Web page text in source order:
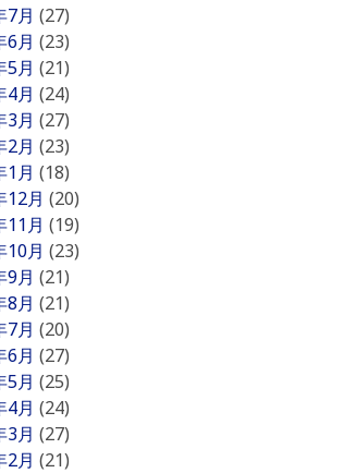
7月 (27)
6月 (23)
5月 (21)
4月 (24)
3月 (27)
2月 (23)
1月 (18)
12月 (20)
11月 (19)
10月 (23)
9月 (21)
8月 (21)
7月 (20)
6月 (27)
5月 (25)
4月 (24)
3月 (27)
2月 (21)